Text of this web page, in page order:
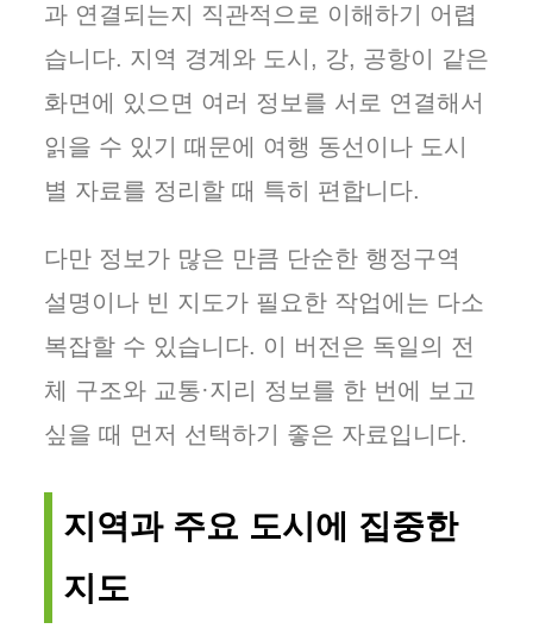
과 연결되는지 직관적으로 이해하기 어렵
습니다. 지역 경계와 도시, 강, 공항이 같은
화면에 있으면 여러 정보를 서로 연결해서
읽을 수 있기 때문에 여행 동선이나 도시
별 자료를 정리할 때 특히 편합니다.
다만 정보가 많은 만큼 단순한 행정구역
설명이나 빈 지도가 필요한 작업에는 다소
복잡할 수 있습니다. 이 버전은 독일의 전
체 구조와 교통·지리 정보를 한 번에 보고
싶을 때 먼저 선택하기 좋은 자료입니다.
지역과 주요 도시에 집중한
지도